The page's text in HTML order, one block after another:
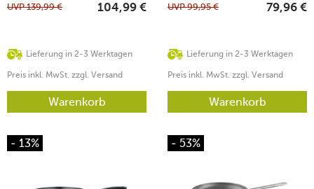
Lieferung in 2-3 Werktagen
UVP139,99 € 104,99 €
Preis inkl. MwSt. zzgl. Versand
Warenkorb
Lieferung in 2-3 Werktagen
UVP99,95 € 79,96 €
Preis inkl. MwSt. zzgl. Versand
Warenkorb
- 13% - 53%